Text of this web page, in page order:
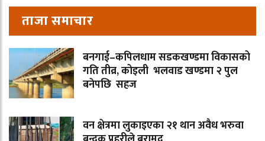
ताजा समाचार
बनगाई–कपिलधाम सडकखण्डमा विकासको
गति तीव्र, कोइली भलवाड खण्डमा २ पुल
बनेपछि सहज
वन क्षेत्रमा लुकाइएका २१ थान अवैध भरुवा